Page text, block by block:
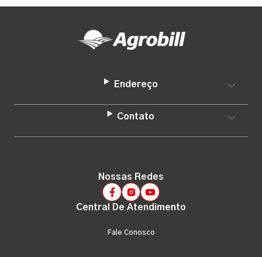
Endereço
Contato
Nossas Redes
Central De Atendimento
Fale Conosco